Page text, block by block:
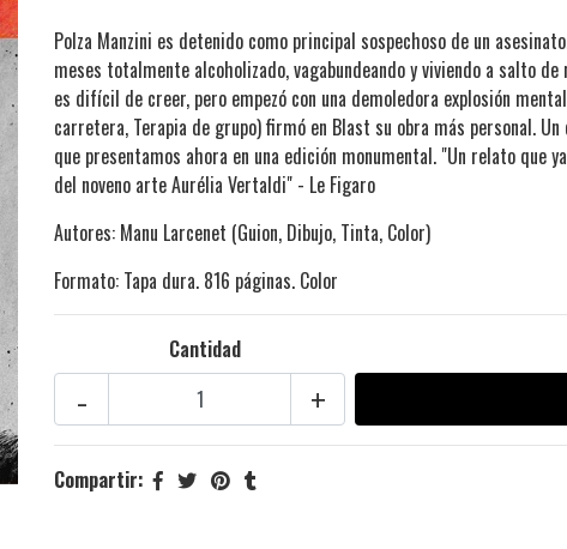
Polza Manzini es detenido como principal sospechoso de un
meses totalmente alcoholizado, vagabundeando y viviendo a salto
es difícil de creer, pero empezó con una demoledora explosión
carretera, Terapia de grupo) firmó en Blast su obra más personal.
que presentamos ahora en una edición monumental. "Un relato que
del noveno arte Aurélia Vertaldi" - Le Figaro
Autores: Manu Larcenet (Guion, Dibujo, Tinta, Color)
Formato: Tapa dura. 816 páginas. Color
Cantidad
+
-
Compartir: